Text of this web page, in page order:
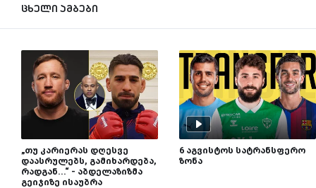
ცხელი ამბები
„თუ კარიერას დღესვე
დაასრულებს, გამიხარდება,
რადგან...“ - აბდელაზიზმა
გეიჯიზე ისაუბრა
6 აგვისტოს სატრანსფერო
ზონა